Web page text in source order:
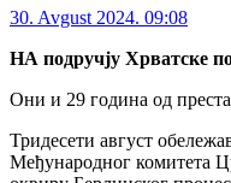
30. Avgust 2024. 09:08
НА подручју Хрватске
Они и 29 година од
Тридесети август
Међународног комитета